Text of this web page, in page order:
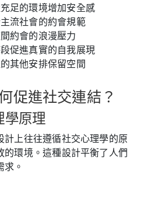
足的環境增加安全感
流社會的約會規範
約會的浪漫壓力
促進真實的自我展現
其他安排保留空間
促進社交連結？
學原理
計上往往遵循社交心理學的原
的環境。這種設計平衡了人們
。